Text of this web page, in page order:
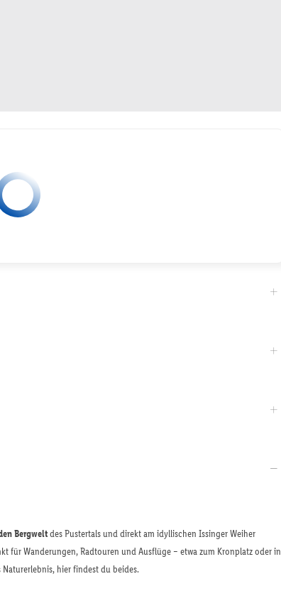
Bergweltdes Pustertals und direkt am idyllischen Issinger Weiher
für Wanderungen, Radtouren und Ausflüge – etwa zum Kronplatz oder in
hier findest du beides.